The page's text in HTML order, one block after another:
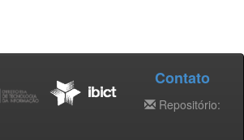
Contato
Repositório: